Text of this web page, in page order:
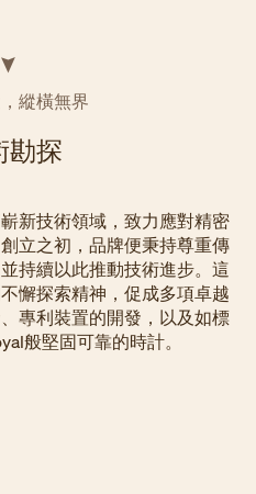
縱橫無界
勘探
新技術領域，致力應對精密
立之初，品牌便秉持尊重傳
持續以此推動技術進步。這
懈探索精神，促成多項卓越
專利裝置的開發，以及如標
般堅固可靠的時計。